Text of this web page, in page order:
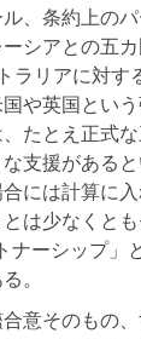
、条約上の
シアとの五
ラリアに対
や英国とい
たとえ正式
支援がある
には計算に
は少なくと
ナーシップ」
。
意そのもの、